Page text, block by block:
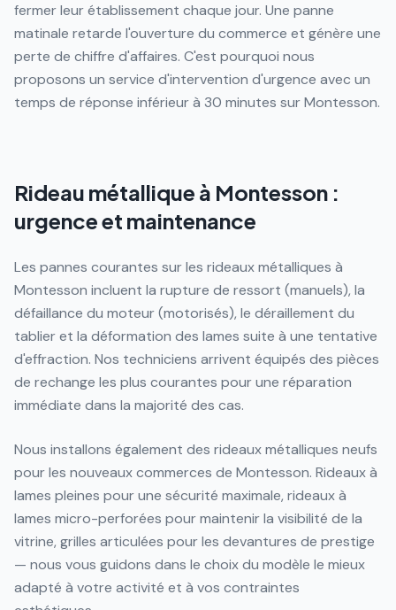
fermer leur établissement chaque jour. Une panne
matinale retarde l'ouverture du commerce et génère une
perte de chiffre d'affaires. C'est pourquoi nous
proposons un service d'intervention d'urgence avec un
temps de réponse inférieur à 30 minutes sur Montesson.
Rideau métallique à Montesson :
urgence et maintenance
Les pannes courantes sur les rideaux métalliques à
Montesson incluent la rupture de ressort (manuels), la
défaillance du moteur (motorisés), le déraillement du
tablier et la déformation des lames suite à une tentative
d'effraction. Nos techniciens arrivent équipés des pièces
de rechange les plus courantes pour une réparation
immédiate dans la majorité des cas.
Nous installons également des rideaux métalliques neufs
pour les nouveaux commerces de Montesson. Rideaux à
lames pleines pour une sécurité maximale, rideaux à
lames micro-perforées pour maintenir la visibilité de la
vitrine, grilles articulées pour les devantures de prestige
— nous vous guidons dans le choix du modèle le mieux
adapté à votre activité et à vos contraintes